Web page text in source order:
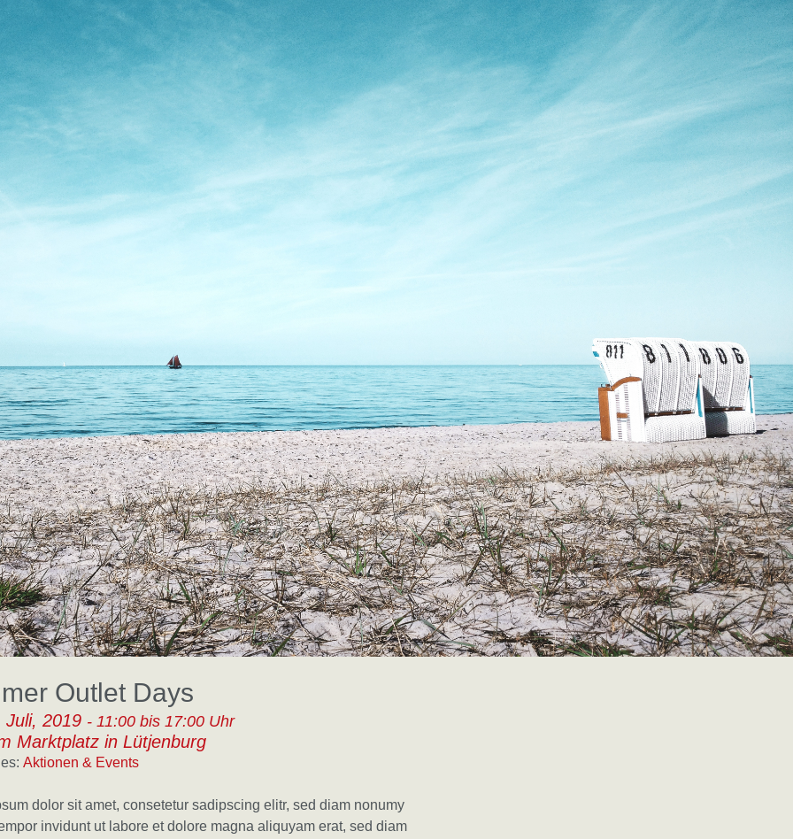
Outlet Days
Juli, 2019 - 11:00 bis 17:00 Uhr
Marktplatz in Lütjenburg
Aktionen & Events
dolor sit amet, consetetur sadipscing elitr, sed diam nonumy
invidunt ut labore et dolore magna aliquyam erat, sed diam